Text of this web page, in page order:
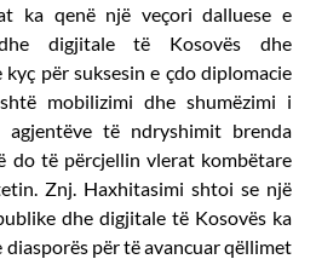
ka qenë një veçori dalluese e
digjitale të Kosovës dhe
për suksesin e çdo diplomacie
mobilizimi dhe shumëzimi i
agjentëve të ndryshimit brenda
do të përcjellin vlerat kombëtare
Znj. Haxhitasimi shtoi se një
dhe digjitale të Kosovës ka
diasporës për të avancuar qëllimet